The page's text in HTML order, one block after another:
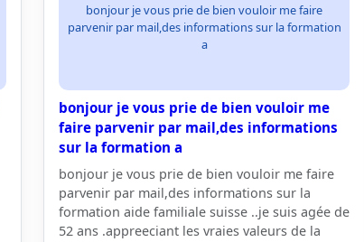
bonjour je vous prie de bien vouloir me faire
parvenir par mail,des informations sur la formation
a
bonjour je vous prie de bien vouloir me
faire parvenir par mail,des informations
sur la formation a
bonjour je vous prie de bien vouloir me faire
parvenir par mail,des informations sur la
formation aide familiale suisse ..je suis agée de
52 ans .appreeciant les vraies valeurs de la